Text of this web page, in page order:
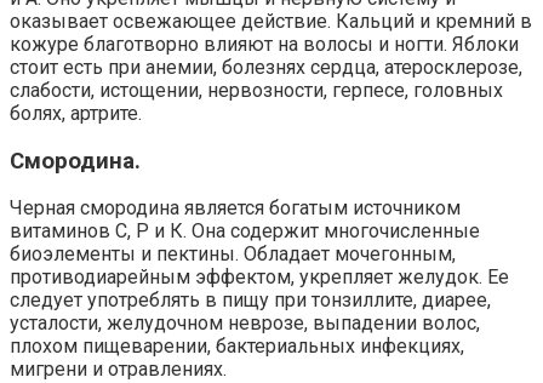
оказывает освежающее действие. Кальций и кремний в
кожуре благотворно влияют на волосы и ногти. Яблоки
стоит есть при анемии, болезнях сердца, атеросклерозе,
слабости, истощении, нервозности, герпесе, головных
болях, артрите.
Смородина.
Черная смородина является богатым источником
витаминов С, Р и К. Она содержит многочисленные
биоэлементы и пектины. Обладает мочегонным,
противодиарейным эффектом, укрепляет желудок. Ее
следует употреблять в пищу при тонзиллите, диарее,
усталости, желудочном неврозе, выпадении волос,
плохом пищеварении, бактериальных инфекциях,
мигрени и отравлениях.